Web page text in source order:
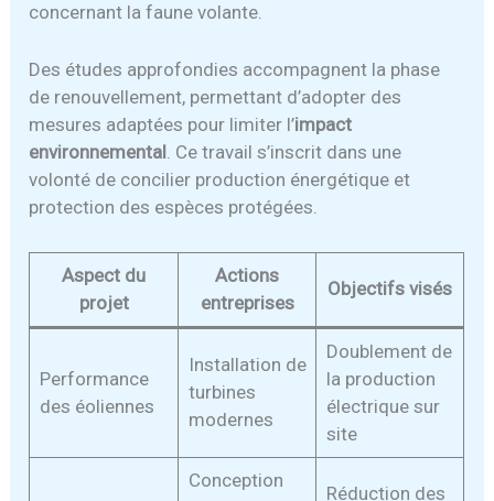
concernant la faune volante.
Des études approfondies accompagnent la phase
de renouvellement, permettant d’adopter des
mesures adaptées pour limiter l’impact
environnemental. Ce travail s’inscrit dans une
volonté de concilier production énergétique et
protection des espèces protégées.
Aspect du
projet
Actions
entreprises
Objectifs visés
Performance
des éoliennes
Installation de
turbines
modernes
Doublement de
la production
électrique sur
site
Conception
Réduction des